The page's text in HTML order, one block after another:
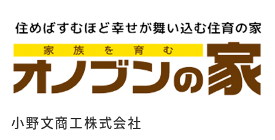
小野文商工株式会社